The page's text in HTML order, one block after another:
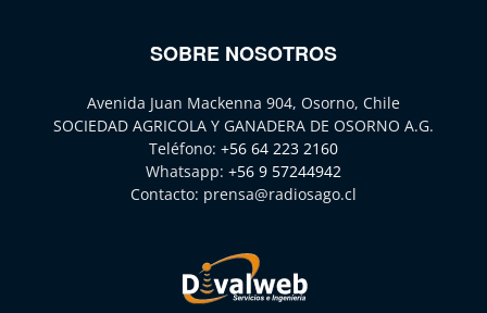
SOBRE NOSOTROS
Avenida Juan Mackenna 904, Osorno, Chile
SOCIEDAD AGRICOLA Y GANADERA DE OSORNO A.G.
Teléfono: +56 64 223 2160
Whatsapp: +56 9 57244942
Contacto: prensa@radiosago.cl